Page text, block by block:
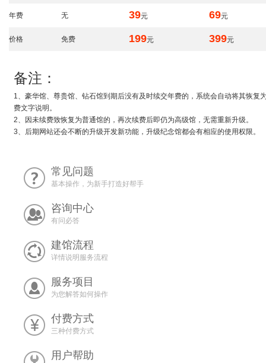
年费 无 39元 69元
价格 免费 199元 399元
备注：
1、豪华馆、尊贵馆、钻石馆到期后没有及时续交年费的，系统会自动将其恢
费文字说明。
2、因未续费致恢复为普通馆的，再次续费后即仍为高级馆，无需重新升级。
3、后期网站还会不断的升级开发新功能，升级纪念馆都会有相应的使用权限。
常见问题
基本操作，为新手打造好帮手
咨询中心
有问必答
建馆流程
详情说明服务流程
服务项目
为您解答如何操作
付费方式
三种付费方式
用户帮助